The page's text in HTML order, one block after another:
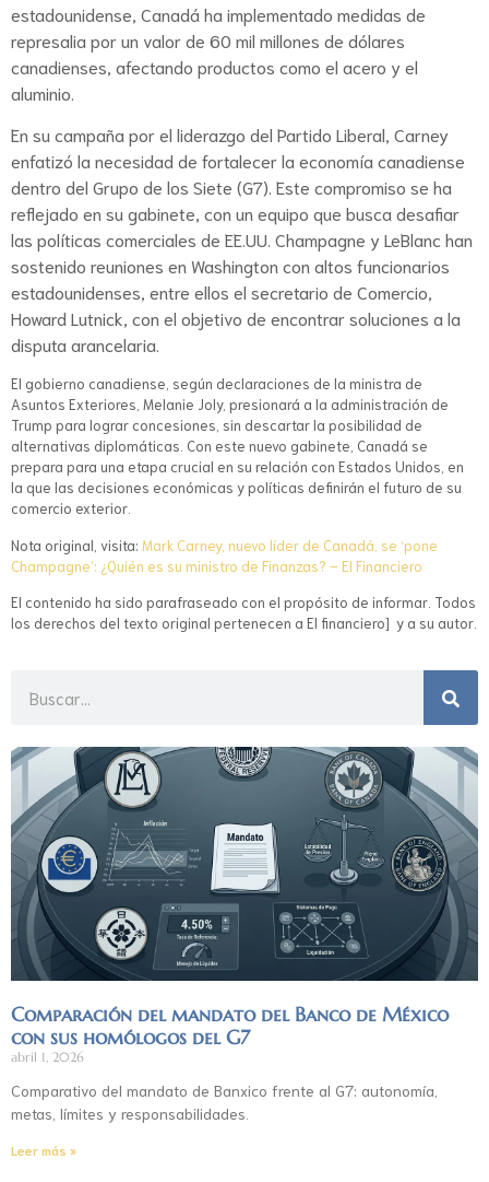
estadounidense, Canadá ha implementado medidas de
represalia por un valor de 60 mil millones de dólares
canadienses, afectando productos como el acero y el
aluminio.
En su campaña por el liderazgo del Partido Liberal, Carney
enfatizó la necesidad de fortalecer la economía canadiense
dentro del Grupo de los Siete (G7). Este compromiso se ha
reflejado en su gabinete, con un equipo que busca desafiar
las políticas comerciales de EE.UU. Champagne y LeBlanc han
sostenido reuniones en Washington con altos funcionarios
estadounidenses, entre ellos el secretario de Comercio,
Howard Lutnick, con el objetivo de encontrar soluciones a la
disputa arancelaria.
El gobierno canadiense, según declaraciones de la ministra de
Asuntos Exteriores, Melanie Joly, presionará a la administración de
Trump para lograr concesiones, sin descartar la posibilidad de
alternativas diplomáticas. Con este nuevo gabinete, Canadá se
prepara para una etapa crucial en su relación con Estados Unidos, en
la que las decisiones económicas y políticas definirán el futuro de su
comercio exterior.
Nota original, visita: Mark Carney, nuevo líder de Canadá, se ‘pone
Champagne’: ¿Quién es su ministro de Finanzas? – El Financiero
El contenido ha sido parafraseado con el propósito de informar. Todos
los derechos del texto original pertenecen a El financiero] y a su autor.
Comparación del mandato del Banco de México
con sus homólogos del G7
abril 1, 2026
Comparativo del mandato de Banxico frente al G7: autonomía,
metas, límites y responsabilidades.
Leer más »